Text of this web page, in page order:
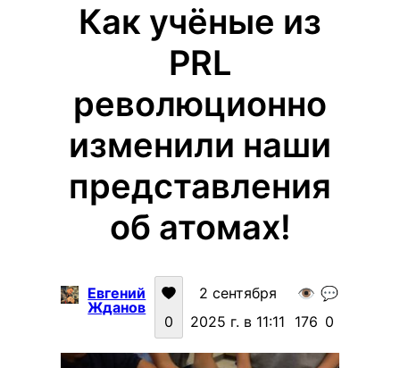
Как учёные из
PRL
революционно
изменили наши
представления
об атомах!
Евгений
Жданов
0
2 сентября
2025 г. в 11:11
👁️
176
💬
0